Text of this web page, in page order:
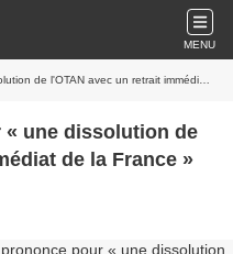
MENU
avec un retrait immédiat de la France »
« une dissolution de
de la France »